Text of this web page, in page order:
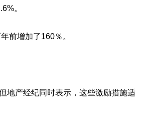
。
前增加了160％。
地产经纪同时表示，这些激励措施适